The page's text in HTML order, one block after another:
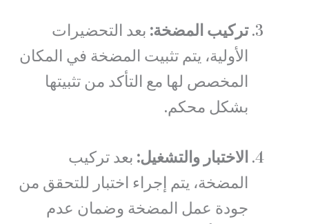
تركيب المضخة: بعد التحضيرات
الأولية، يتم تثبيت المضخة في المكان
المخصص لها مع التأكد من تثبيتها
بشكل محكم.
الاختبار والتشغيل: بعد تركيب
المضخة، يتم إجراء اختبار للتحقق من
جودة عمل المضخة وضمان عدم